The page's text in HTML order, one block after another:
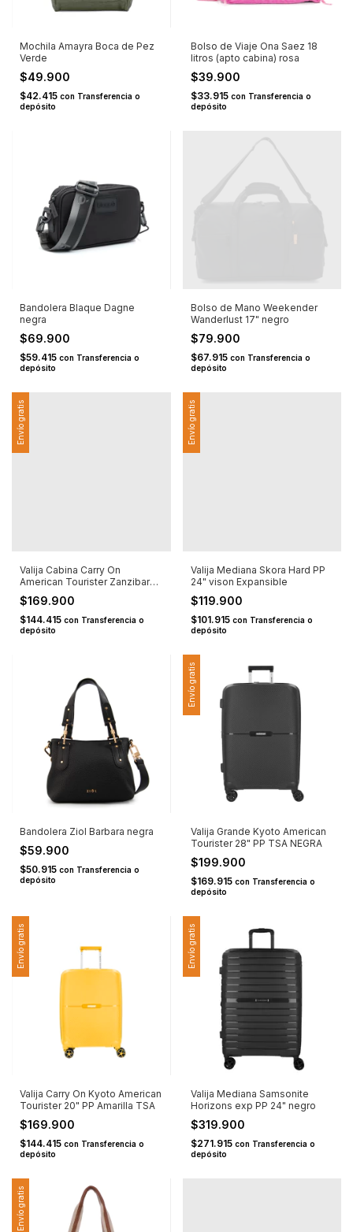
Mochila Amayra Boca de Pez
Verde
$49.900
$42.415 con Transferencia o
depósito
Bolso de Viaje Ona Saez 18
litros (apto cabina) rosa
$39.900
$33.915 con Transferencia o
depósito
Bandolera Blaque Dagne
negra
$69.900
$59.415 con Transferencia o
depósito
Bolso de Mano Weekender
Wanderlust 17" negro
$79.900
$67.915 con Transferencia o
depósito
Envío gratis
Valija Cabina Carry On
American Tourister Zanzibar
20" PP Naranaja
$169.900
$144.415 con Transferencia o
depósito
Envío gratis
Valija Mediana Skora Hard PP
24" vison Expansible
$119.900
$101.915 con Transferencia o
depósito
Bandolera Ziol Barbara negra
$59.900
$50.915 con Transferencia o
depósito
Envío gratis
Valija Grande Kyoto American
Tourister 28" PP TSA NEGRA
$199.900
$169.915 con Transferencia o
depósito
Envío gratis
Valija Carry On Kyoto American
Tourister 20" PP Amarilla TSA
$169.900
$144.415 con Transferencia o
depósito
Envío gratis
Valija Mediana Samsonite
Horizons exp PP 24" negro
$319.900
$271.915 con Transferencia o
depósito
Envío gratis